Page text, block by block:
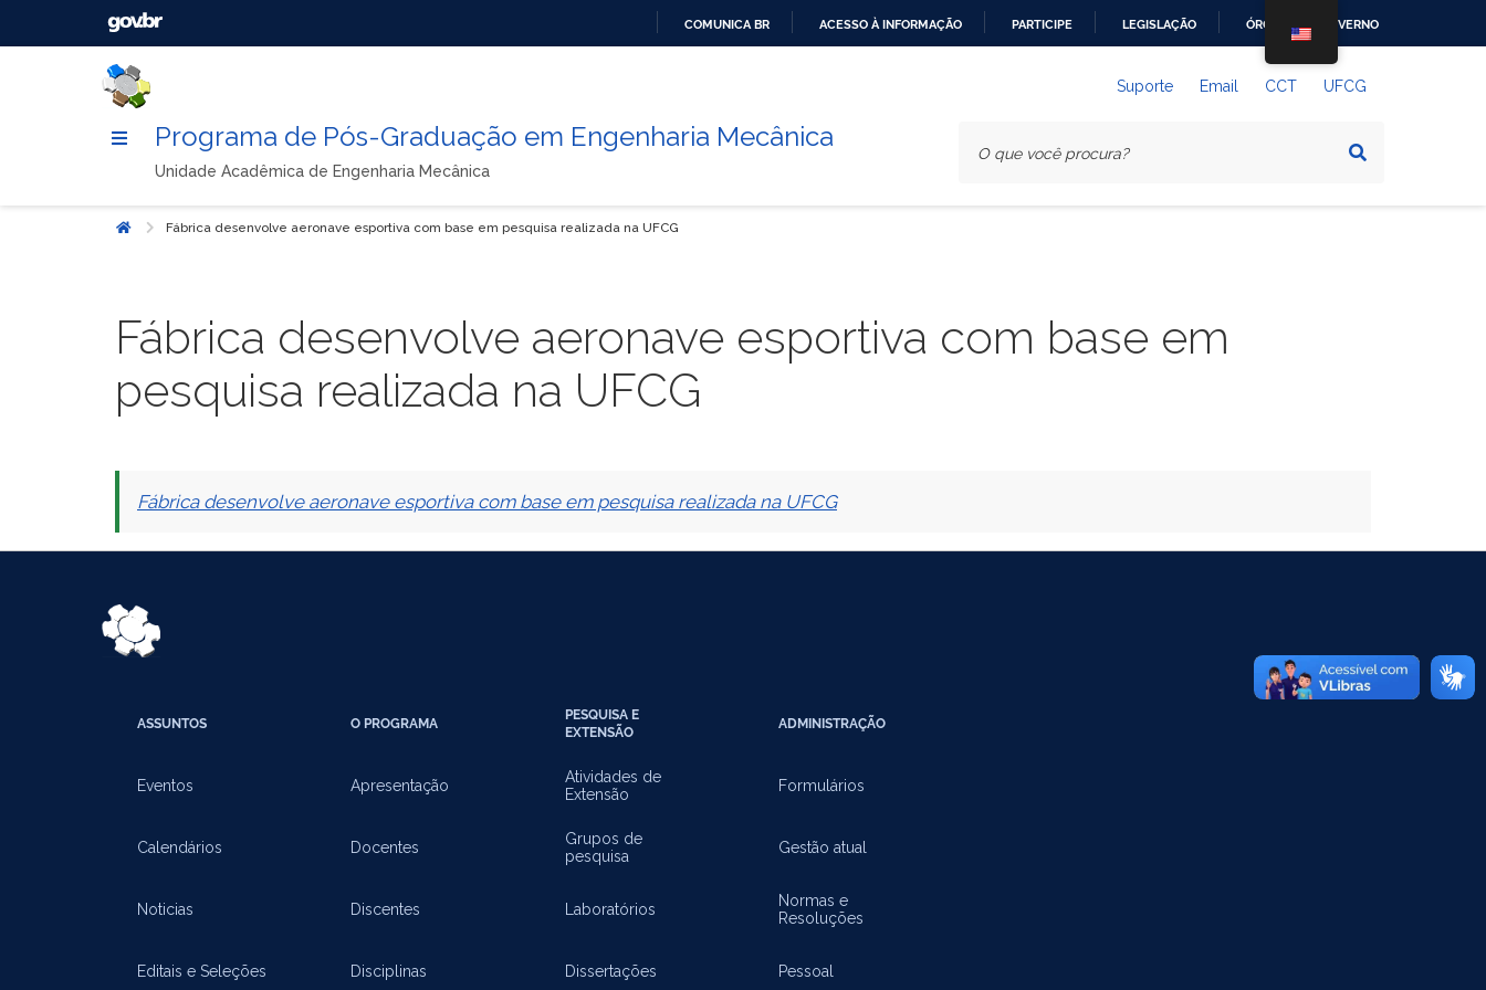
CONTEÚDO
COMUNICA BR ACESSO À INFORMAÇÃO PARTICIPE LEGISLAÇÃO ÓRGÃOS DO GOVERNO
Suporte Email CCT UFCG
Programa de Pós-Graduação em Engenharia Mecânica
Unidade Acadêmica de Engenharia Mecânica
Início Fábrica desenvolve aeronave esportiva com base em pesquisa realizada na UFCG
Fábrica desenvolve aeronave esportiva com base em
pesquisa realizada na UFCG
Fábrica desenvolve aeronave esportiva com base em pesquisa realizada na UFCG
ASSUNTOS
Eventos
Calendários
Noticias
Editais e Seleções
O PROGRAMA
Apresentação
Docentes
Discentes
Disciplinas
PESQUISA E
EXTENSÃO
Atividades de
Extensão
Grupos de
pesquisa
Laboratórios
Dissertações
ADMINISTRAÇÃO
Formulários
Gestão atual
Normas e
Resoluções
Pessoal